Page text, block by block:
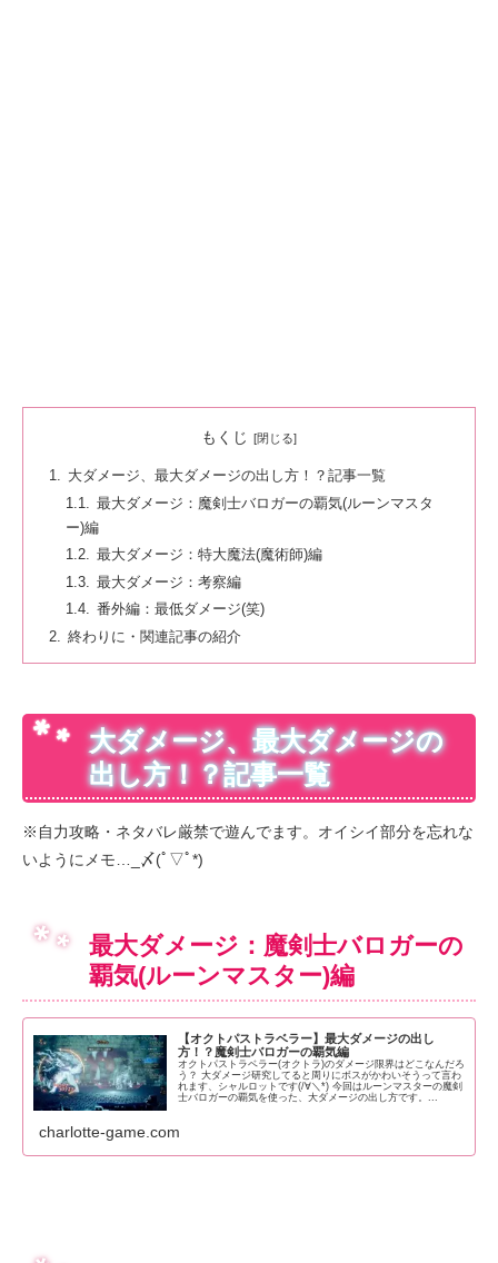
もくじ
大ダメージ、最大ダメージの出し方！？記事一覧
最大ダメージ：魔剣士バロガーの覇気(ルーンマスタ
ー)編
最大ダメージ：特大魔法(魔術師)編
最大ダメージ：考察編
番外編：最低ダメージ(笑)
終わりに・関連記事の紹介
大ダメージ、最大ダメージの
出し方！？記事一覧
※自力攻略・ネタバレ厳禁で遊んでます。オイシイ部分を忘れな
いようにメモ…_〆(ﾟ▽ﾟ*)
最大ダメージ：魔剣士バロガーの
覇気(ルーンマスター)編
【オクトパストラベラー】最大ダメージの出し
方！？魔剣士バロガーの覇気編
オクトパストラベラー(オクトラ)のダメージ限界はどこなんだろ
う？ 大ダメージ研究してると周りにボスがかわいそうって言わ
れます、シャルロットです(/∀＼*) 今回はルーンマスターの魔剣
士バロガーの覇気を使った、大ダメージの出し方です。...
charlotte-game.com